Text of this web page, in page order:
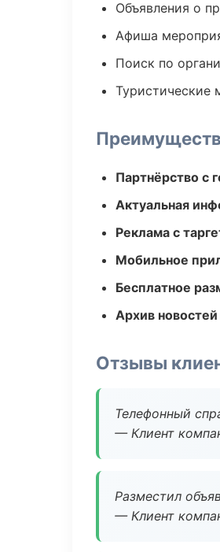
Объявления о
Афиша
Поиск по
Туристические
Партнёрство с
Актуальная
Реклама с
Мобильное
Бесплатное
Архив
Отзывы
Телефонный
— Клиент
Разместил
— Клиент